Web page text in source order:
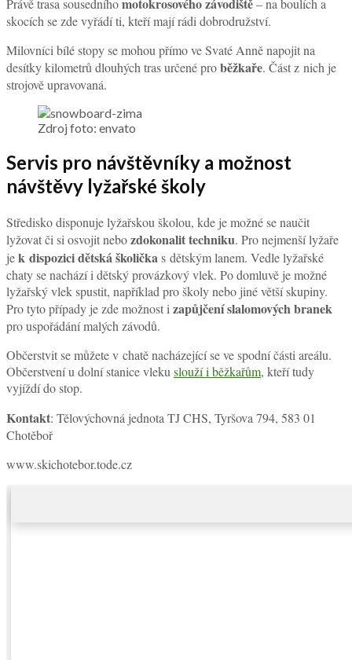
skocích se zde vyřádí ti, kteří mají rádi dobrodružství.
Milovníci bílé stopy se mohou přímo ve Svaté Anně napojit na
desítky kilometrů dlouhých tras určené proběžkaře. Část z nich je
strojově upravovaná.
Zdroj foto: envato
Servis pro návštěvníky a možnost
návštěvy lyžařské školy
Středisko disponuje lyžařskou školou, kde je možné se naučit
lyžovat či si osvojit nebozdokonalit techniku. Pro nejmenší lyžaře
jek dispozici dětská školička s dětským lanem. Vedle lyžařské
chaty se nachází i dětský provázkový vlek. Po domluvě je možné
lyžařský vlek spustit, například pro školy nebo jiné větší skupiny.
Pro tyto případy je zde možnost i zapůjčení slalomových branek
pro uspořádání malých závodů.
Občerstvit se můžete v chatě nacházející se ve spodní části areálu.
Občerstvení u dolní stanice vleku slouží i běžkařům, kteří tudy
vyjíždí do stop.
Kontakt: Tělovýchovná jednota TJ CHS, Tyršova 794, 583 01
Chotěboř
www.skichotebor.tode.cz